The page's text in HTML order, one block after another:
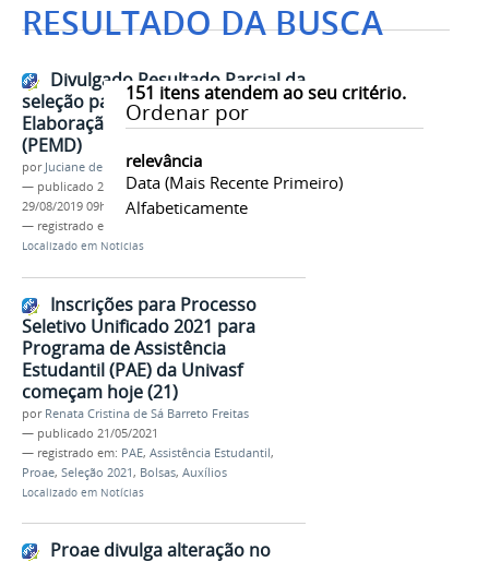
RESULTADO DA BUSCA
151 itens atendem ao seu critério.
Ordenar por
relevância
Data (mais Recente Primeiro)
Alfabeticamente
Divulgado Resultado Parcial da
seleção para o Programa de
Elaboração de Material Didático
(PEMD)
por Juciane de Jesus Aleixo
— publicado 29/08/2019 —última modificação
29/08/2019 09h37
— registrado em:
Localizado em Notícias
Inscrições para Processo
Seletivo Unificado 2021 para
Programa de Assistência
Estudantil (PAE) da Univasf
começam hoje (21)
por Renata Cristina de Sá Barreto Freitas
— publicado 21/05/2021
— registrado em: PAE, Assistência Estudantil,
Proae, Seleção 2021, Bolsas, Auxílios
Localizado em Notícias
Proae divulga alteração no